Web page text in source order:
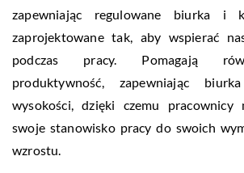
zapewniając regulowane biurka i
zaprojektowane tak, aby wspierać
podczas pracy. Pomagają
produktywność, zapewniając
wysokości, dzięki czemu pracownicy
swoje stanowisko pracy do swoich
wzrostu.